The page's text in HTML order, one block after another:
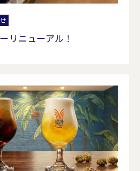
リニューアル！